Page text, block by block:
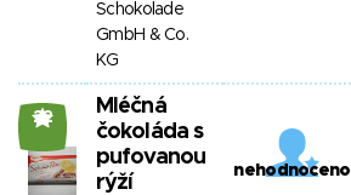
Schokolade
GmbH & Co.
KG
22
Mléčná
čokoláda s
pufovanou
rýží
nehodnoceno